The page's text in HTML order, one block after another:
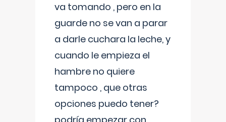
va tomando , pero en la
guarde no se van a parar
a darle cuchara la leche, y
cuando le empieza el
hambre no quiere
tampoco , que otras
opciones puedo tener?